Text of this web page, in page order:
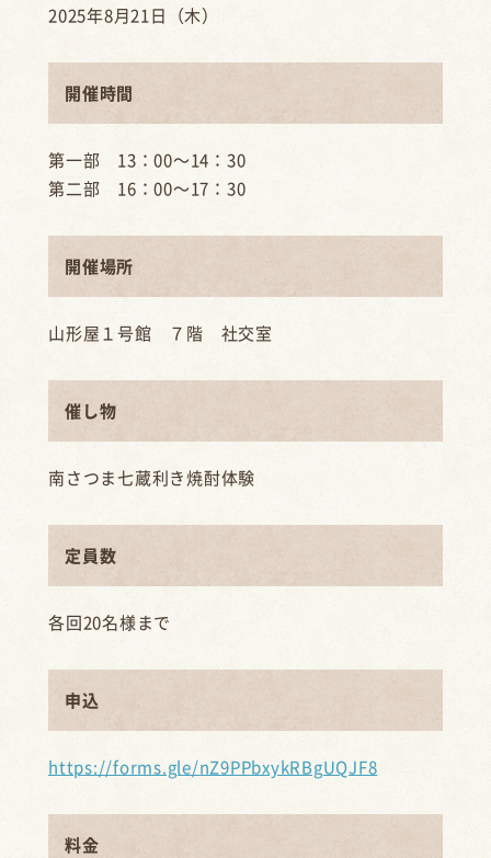
2025年8月21日（木）
開催時間
第一部 13：00～14：30
第二部 16：00～17：30
開催場所
山形屋１号館 ７階 社交室
催し物
南さつま七蔵利き焼酎体験
定員数
各回20名様まで
申込
https://forms.gle/nZ9PPbxykRBgUQJF8
料金